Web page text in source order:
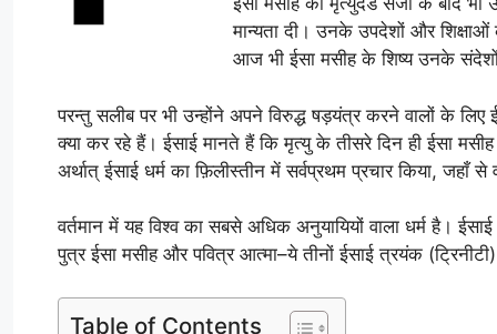
मान्यता दी। उनके उपदेशों और
आज भी ईसा मसीह के शिष्य उनके
परन्तु सलीब पर भी उन्होंने अपने विरुद्ध षड़यंत्र करने वालों के लिए
क्या कर रहे हैं। ईसाई मानते हैं कि मृत्यु के तीसरे दिन ही ईसा मसीह
अर्थात् ईसाई धर्म का फ़िलीस्तीन में सर्वप्रथम प्रचार किया, जहाँ
वर्तमान में यह विश्व का सबसे अधिक अनुयायियों वाला धर्म है।
पुत्र ईसा मसीह और पवित्र आत्मा–ये तीनों ईसाई त्रयंक
Table of Contents